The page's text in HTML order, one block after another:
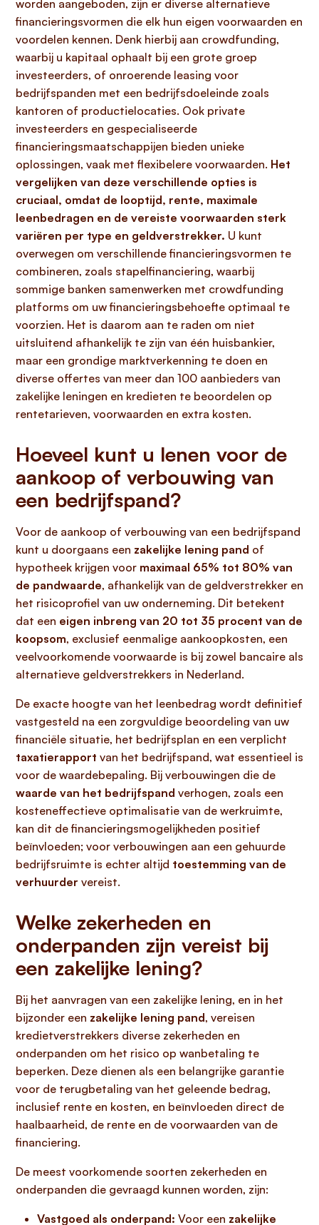
worden aangeboden, zijn er diverse alternatieve
financieringsvormen die elk hun eigen voorwaarden en
voordelen kennen. Denk hierbij aan crowdfunding,
waarbij u kapitaal ophaalt bij een grote groep
investeerders, of onroerende leasing voor
bedrijfspanden met een bedrijfsdoeleinde zoals
kantoren of productielocaties. Ook private
investeerders en gespecialiseerde
financieringsmaatschappijen bieden unieke
oplossingen, vaak met flexibelere voorwaarden. Het
vergelijken van deze verschillende opties is
cruciaal, omdat de looptijd, rente, maximale
leenbedragen en de vereiste voorwaarden sterk
variëren per type en geldverstrekker. U kunt
overwegen om verschillende financieringsvormen te
combineren, zoals stapelfinanciering, waarbij
sommige banken samenwerken met crowdfunding
platforms om uw financieringsbehoefte optimaal te
voorzien. Het is daarom aan te raden om niet
uitsluitend afhankelijk te zijn van één huisbankier,
maar een grondige marktverkenning te doen en
diverse offertes van meer dan 100 aanbieders van
zakelijke leningen en kredieten te beoordelen op
rentetarieven, voorwaarden en extra kosten.
Hoeveel kunt u lenen voor de
aankoop of verbouwing van
een bedrijfspand?
Voor de aankoop of verbouwing van een bedrijfspand
kunt u doorgaans een zakelijke lening pand of
hypotheek krijgen voor maximaal 65% tot 80% van
de pandwaarde, afhankelijk van de geldverstrekker en
het risicoprofiel van uw onderneming. Dit betekent
dat een eigen inbreng van 20 tot 35 procent van de
koopsom, exclusief eenmalige aankoopkosten, een
veelvoorkomende voorwaarde is bij zowel bancaire als
alternatieve geldverstrekkers in Nederland.
De exacte hoogte van het leenbedrag wordt definitief
vastgesteld na een zorgvuldige beoordeling van uw
financiële situatie, het bedrijfsplan en een verplicht
taxatierapport van het bedrijfspand, wat essentieel is
voor de waardebepaling. Bij verbouwingen die de
waarde van het bedrijfspand verhogen, zoals een
kosteneffectieve optimalisatie van de werkruimte,
kan dit de financieringsmogelijkheden positief
beïnvloeden; voor verbouwingen aan een gehuurde
bedrijfsruimte is echter altijd toestemming van de
verhuurder vereist.
Welke zekerheden en
onderpanden zijn vereist bij
een zakelijke lening?
Bij het aanvragen van een zakelijke lening, en in het
bijzonder een zakelijke lening pand, vereisen
kredietverstrekkers diverse zekerheden en
onderpanden om het risico op wanbetaling te
beperken. Deze dienen als een belangrijke garantie
voor de terugbetaling van het geleende bedrag,
inclusief rente en kosten, en beïnvloeden direct de
haalbaarheid, de rente en de voorwaarden van de
financiering.
De meest voorkomende soorten zekerheden en
onderpanden die gevraagd kunnen worden, zijn:
Vastgoed als onderpand: Voor een zakelijke